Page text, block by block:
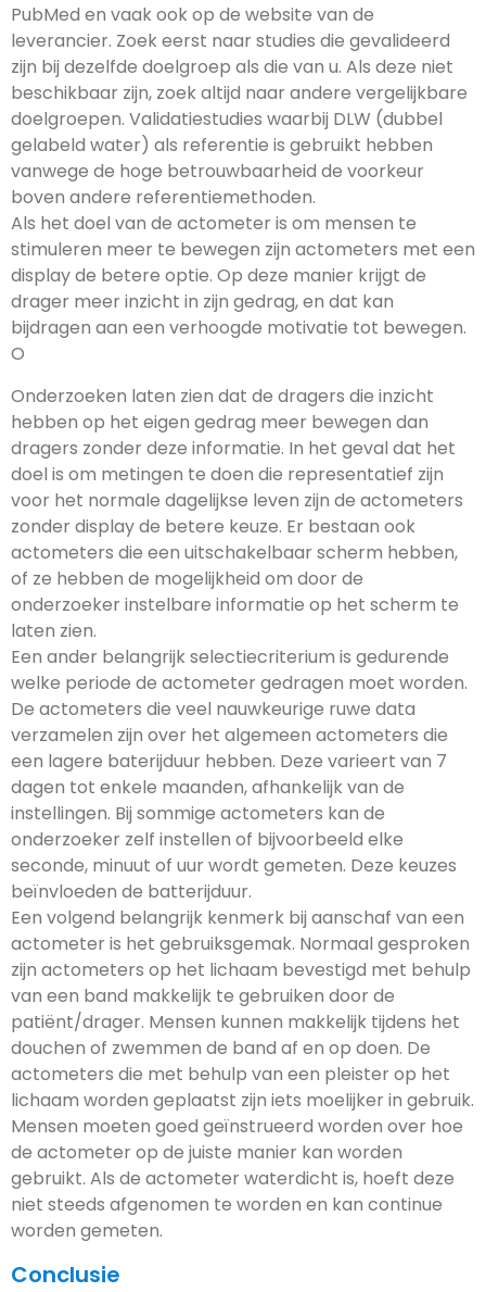
PubMed en vaak ook op de website van de
leverancier. Zoek eerst naar studies die gevalideerd
zijn bij dezelfde doelgroep als die van u. Als deze niet
beschikbaar zijn, zoek altijd naar andere vergelijkbare
doelgroepen. Validatiestudies waarbij DLW (dubbel
gelabeld water) als referentie is gebruikt hebben
vanwege de hoge betrouwbaarheid de voorkeur
boven andere referentiemethoden.
Als het doel van de actometer is om mensen te
stimuleren meer te bewegen zijn actometers met een
display de betere optie. Op deze manier krijgt de
drager meer inzicht in zijn gedrag, en dat kan
bijdragen aan een verhoogde motivatie tot bewegen.
O
Onderzoeken laten zien dat de dragers die inzicht
hebben op het eigen gedrag meer bewegen dan
dragers zonder deze informatie. In het geval dat het
doel is om metingen te doen die representatief zijn
voor het normale dagelijkse leven zijn de actometers
zonder display de betere keuze. Er bestaan ook
actometers die een uitschakelbaar scherm hebben,
of ze hebben de mogelijkheid om door de
onderzoeker instelbare informatie op het scherm te
laten zien.
Een ander belangrijk selectiecriterium is gedurende
welke periode de actometer gedragen moet worden.
De actometers die veel nauwkeurige ruwe data
verzamelen zijn over het algemeen actometers die
een lagere baterijduur hebben. Deze varieert van 7
dagen tot enkele maanden, afhankelijk van de
instellingen. Bij sommige actometers kan de
onderzoeker zelf instellen of bijvoorbeeld elke
seconde, minuut of uur wordt gemeten. Deze keuzes
beïnvloeden de batterijduur.
Een volgend belangrijk kenmerk bij aanschaf van een
actometer is het gebruiksgemak. Normaal gesproken
zijn actometers op het lichaam bevestigd met behulp
van een band makkelijk te gebruiken door de
patiënt/drager. Mensen kunnen makkelijk tijdens het
douchen of zwemmen de band af en op doen. De
actometers die met behulp van een pleister op het
lichaam worden geplaatst zijn iets moelijker in gebruik.
Mensen moeten goed geïnstrueerd worden over hoe
de actometer op de juiste manier kan worden
gebruikt. Als de actometer waterdicht is, hoeft deze
niet steeds afgenomen te worden en kan continue
worden gemeten.
Conclusie